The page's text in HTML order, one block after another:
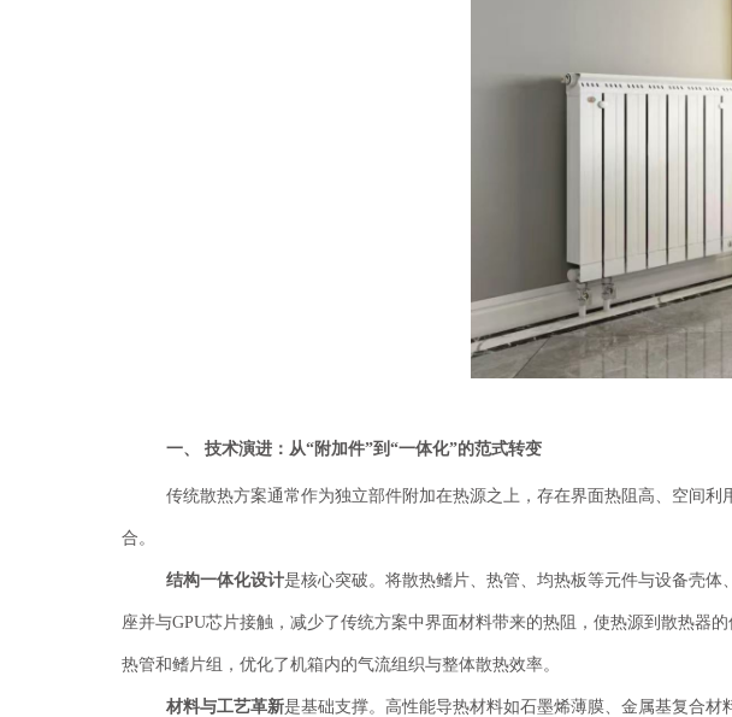
一、 技术演进：从“附加件”到“一体化”的范式转变
传统散热方案通常作为独立部件附加在热源之上，存在界面热阻高、空间
合。
结构一体化设计是核心突破。将散热鳍片、热管、均热板等元件与设备壳
座并与GPU芯片接触，减少了传统方案中界面材料带来的热阻，使热源到散热器
热管和鳍片组，优化了机箱内的气流组织与整体散热效率。
材料与工艺革新是基础支撑。高性能导热材料如石墨烯薄膜、金属基复合